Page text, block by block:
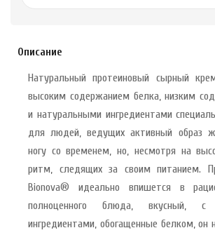
Описание
Натуральный протеиновый сырный
высоким содержанием белка, низким
и натуральными ингредиентами
для людей, ведущих активный образ
ногу со временем, но, несмотря на
ритм, следящих за своим питанием.
Bionova® идеально впишется в
полноценного блюда, вкусный, с
ингредиентами, обогащенные белком, он